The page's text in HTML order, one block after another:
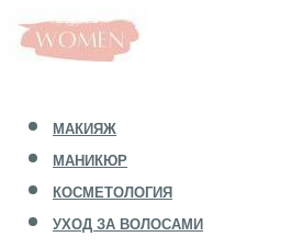
МАКИЯЖ
МАНИКЮР
КОСМЕТОЛОГИЯ
УХОД ЗА ВОЛОСАМИ